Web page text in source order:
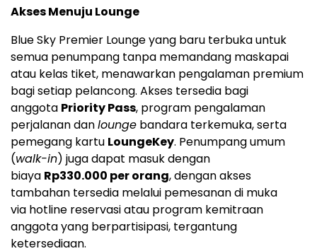
Akses Menuju Lounge
Blue Sky Premier Lounge yang baru terbuka untuk
semua penumpang tanpa memandang maskapai
atau kelas tiket, menawarkan pengalaman premium
bagi setiap pelancong. Akses tersedia bagi
anggota Priority Pass, program pengalaman
perjalanan danlounge bandara terkemuka, serta
pemegang kartu LoungeKey. Penumpang umum
(walk-in) juga dapat masuk dengan
biaya Rp330.000 per orang, dengan akses
tambahan tersedia melalui pemesanan di muka
via hotline reservasi atau program kemitraan
anggota yang berpartisipasi, tergantung
ketersediaan.